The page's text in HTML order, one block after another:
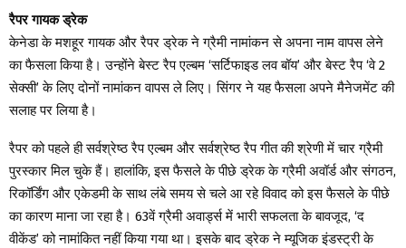
रैपर गायक ड्रेक
केनेडा के मशहूर गायक और रैपर ड्रेक ने ग्रैमी नामांकन से अपना नाम वापस लेने
का फैसला किया है। उन्होंने बेस्ट रैप एल्बम ‘सर्टिफाइड लव बॉय’ और बेस्ट रैप ‘वे 2
सेक्सी’ के लिए दोनों नामांकन वापस ले लिए। सिंगर ने यह फैसला अपने मैनेजमेंट की
सलाह पर लिया है।
रैपर को पहले ही सर्वश्रेष्ठ रैप एल्बम और सर्वश्रेष्ठ रैप गीत की श्रेणी में चार ग्रैमी
पुरस्कार मिल चुके हैं। हालांकि, इस फैसले के पीछे ड्रेक के ग्रैमी अवॉर्ड और संगठन,
रिकॉर्डिंग और एकेडमी के साथ लंबे समय से चले आ रहे विवाद को इस फैसले के पीछे
का कारण माना जा रहा है। 63वें ग्रैमी अवार्ड्स में भारी सफलता के बावजूद, ‘द
वीकेंड’ को नामांकित नहीं किया गया था। इसके बाद ड्रेक ने म्यूजिक इंडस्ट्री के